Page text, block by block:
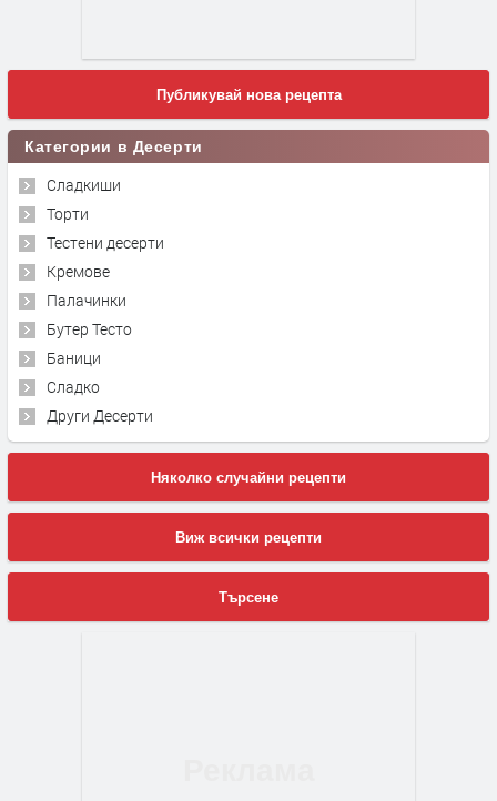
Публикувай нова рецепта
Категории в Десерти
Сладкиши
Торти
Тестени десерти
Кремове
Палачинки
Бутер Тесто
Баници
Сладко
Други Десерти
Няколко случайни рецепти
Виж всички рецепти
Търсене